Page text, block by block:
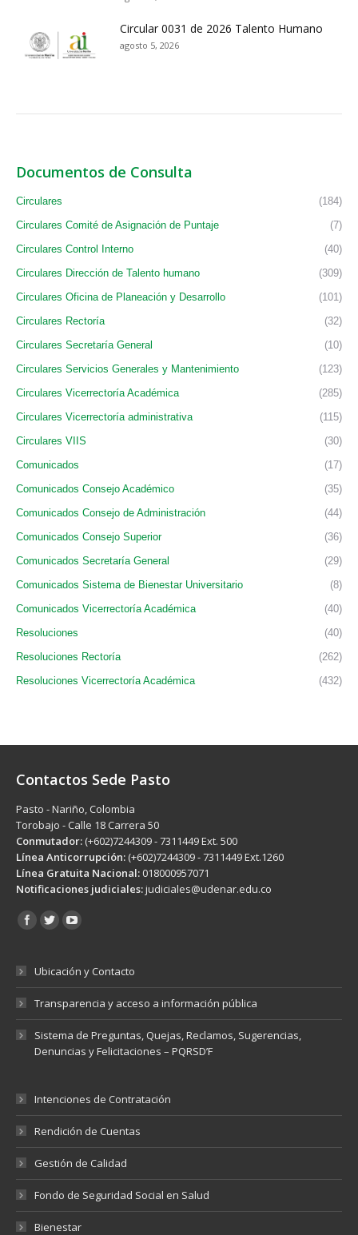
Circular 0031 de 2026 Talento Humano
agosto 5, 2026
Documentos de Consulta
Circulares
(184)
Circulares Comité de Asignación de Puntaje
(7)
Circulares Control Interno
(40)
Circulares Dirección de Talento humano
(309)
Circulares Oficina de Planeación y Desarrollo
(101)
Circulares Rectoría
(32)
Circulares Secretaría General
(10)
Circulares Servicios Generales y Mantenimiento
(123)
Circulares Vicerrectoría Académica
(285)
Circulares Vicerrectoría administrativa
(115)
Circulares VIIS
(30)
Comunicados
(17)
Comunicados Consejo Académico
(35)
Comunicados Consejo de Administración
(44)
Comunicados Consejo Superior
(36)
Comunicados Secretaría General
(29)
Comunicados Sistema de Bienestar Universitario
(8)
Comunicados Vicerrectoría Académica
(40)
Resoluciones
(40)
Resoluciones Rectoría
(262)
Resoluciones Vicerrectoría Académica
(432)
Contactos Sede Pasto
Pasto - Nariño, Colombia
Torobajo - Calle 18 Carrera 50
Conmutador: (+602)7244309 - 7311449 Ext. 500
Línea Anticorrupción: (+602)7244309 - 7311449 Ext.1260
Línea Gratuita Nacional: 018000957071
Notificaciones judiciales:judiciales@udenar.edu.co
Encuéntranos en:
Ubicación y Contacto
Transparencia y acceso a información pública
Sistema de Preguntas, Quejas, Reclamos, Sugerencias,
Denuncias y Felicitaciones – PQRSD’F
Intenciones de Contratación
Rendición de Cuentas
Gestión de Calidad
Fondo de Seguridad Social en Salud
Bienestar